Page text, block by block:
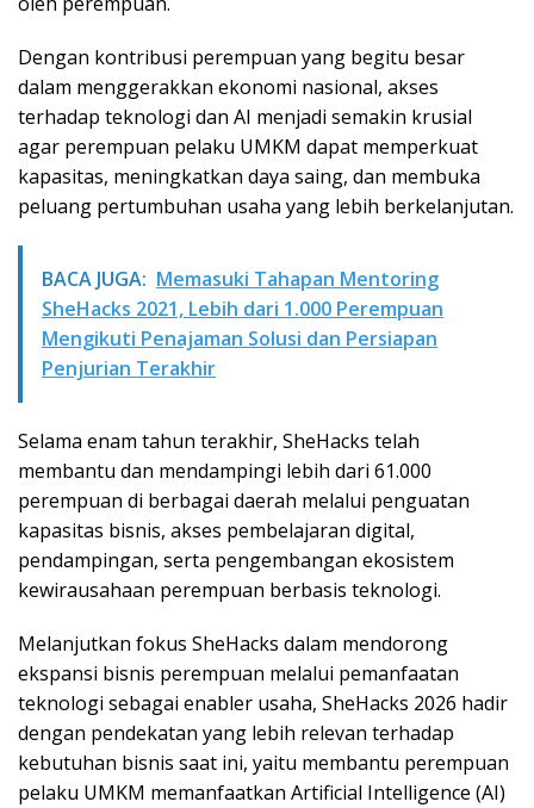
Dengan kontribusi perempuan yang begitu besar
dalam menggerakkan ekonomi nasional, akses
terhadap teknologi dan AI menjadi semakin krusial
agar perempuan pelaku UMKM dapat memperkuat
kapasitas, meningkatkan daya saing, dan membuka
peluang pertumbuhan usaha yang lebih berkelanjutan.
BACA JUGA: Memasuki Tahapan Mentoring
SheHacks 2021, Lebih dari 1.000 Perempuan
Mengikuti Penajaman Solusi dan Persiapan
Penjurian Terakhir
Selama enam tahun terakhir, SheHacks telah
membantu dan mendampingi lebih dari 61.000
perempuan di berbagai daerah melalui penguatan
kapasitas bisnis, akses pembelajaran digital,
pendampingan, serta pengembangan ekosistem
kewirausahaan perempuan berbasis teknologi.
Melanjutkan fokus SheHacks dalam mendorong
ekspansi bisnis perempuan melalui pemanfaatan
teknologi sebagai enabler usaha, SheHacks 2026 hadir
dengan pendekatan yang lebih relevan terhadap
kebutuhan bisnis saat ini, yaitu membantu perempuan
pelaku UMKM memanfaatkan Artificial Intelligence (AI)